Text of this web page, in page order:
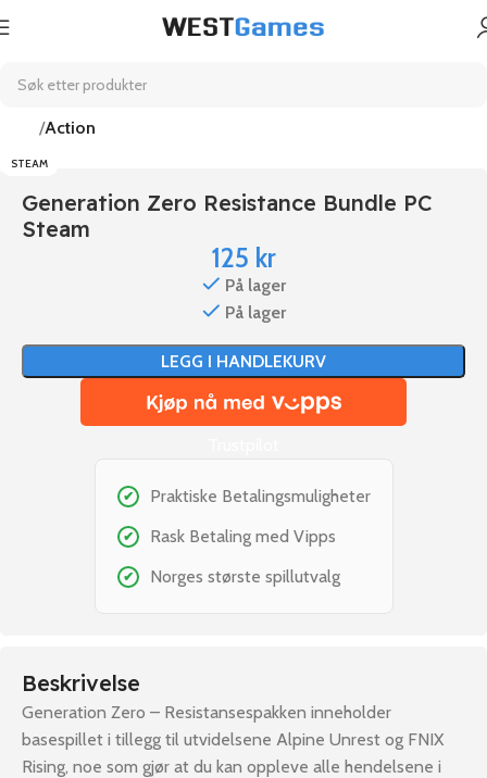
Action
STEAM
Generation Zero Resistance Bundle PC
Steam
125 kr
På lager
På lager
LEGG I HANDLEKURV
✔ Praktiske Betalingsmuligheter
✔ Rask Betaling med Vipps
✔ Norges største spillutvalg
Beskrivelse
Generation Zero – Resistansespakken inneholder
basespillet i tillegg til utvidelsene Alpine Unrest og FNIX
Rising, noe som gjør at du kan oppleve alle hendelsene i